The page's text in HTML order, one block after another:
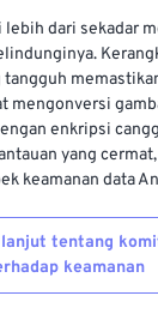
lebih dari sekadar
tangguh
mengonversi
enkripsi
yang
keamanan data
tentang
keamanan